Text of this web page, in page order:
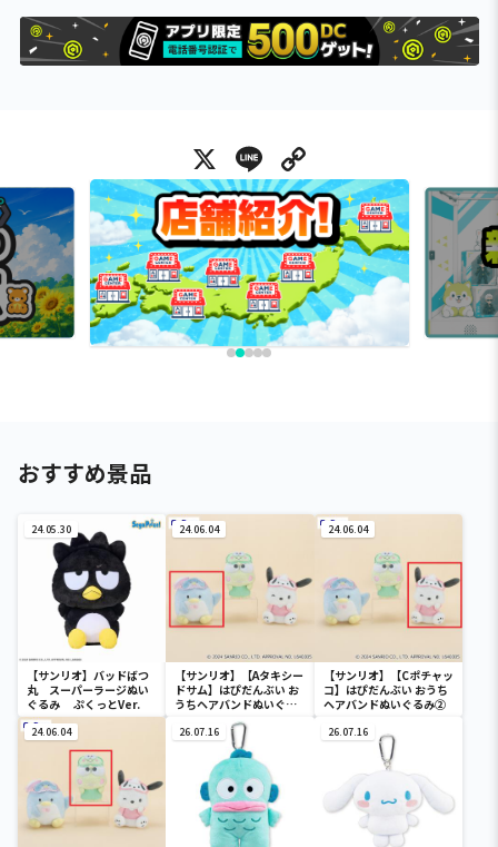
X Line
おすすめ景品
24.05.30
【サンリオ】バッドばつ
丸 スーパーラージぬい
ぐるみ ぷくっとVer.
24.06.04
【サンリオ】【Aタキシー
ドサム】はぴだんぶい お
うちヘアバンドぬいぐる
24.06.04
【サンリオ】【Cポチャッ
コ】はぴだんぶい おうち
ヘアバンドぬいぐるみ②
24.06.04 26.07.16 26.07.16